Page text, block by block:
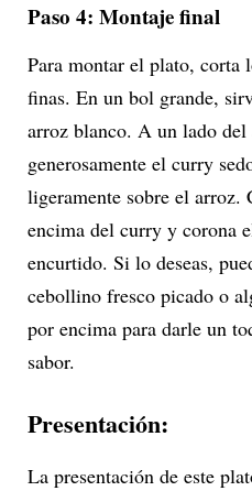
Paso 4: Montaje final
Para montar el plato, corta
finas. En un bol grande,
arroz blanco. A un lado
generosamente el curry
ligeramente sobre el arroz.
encima del curry y corona
encurtido. Si lo deseas,
cebollino fresco picado o
por encima para darle un
sabor.
Presentación:
La presentación de este